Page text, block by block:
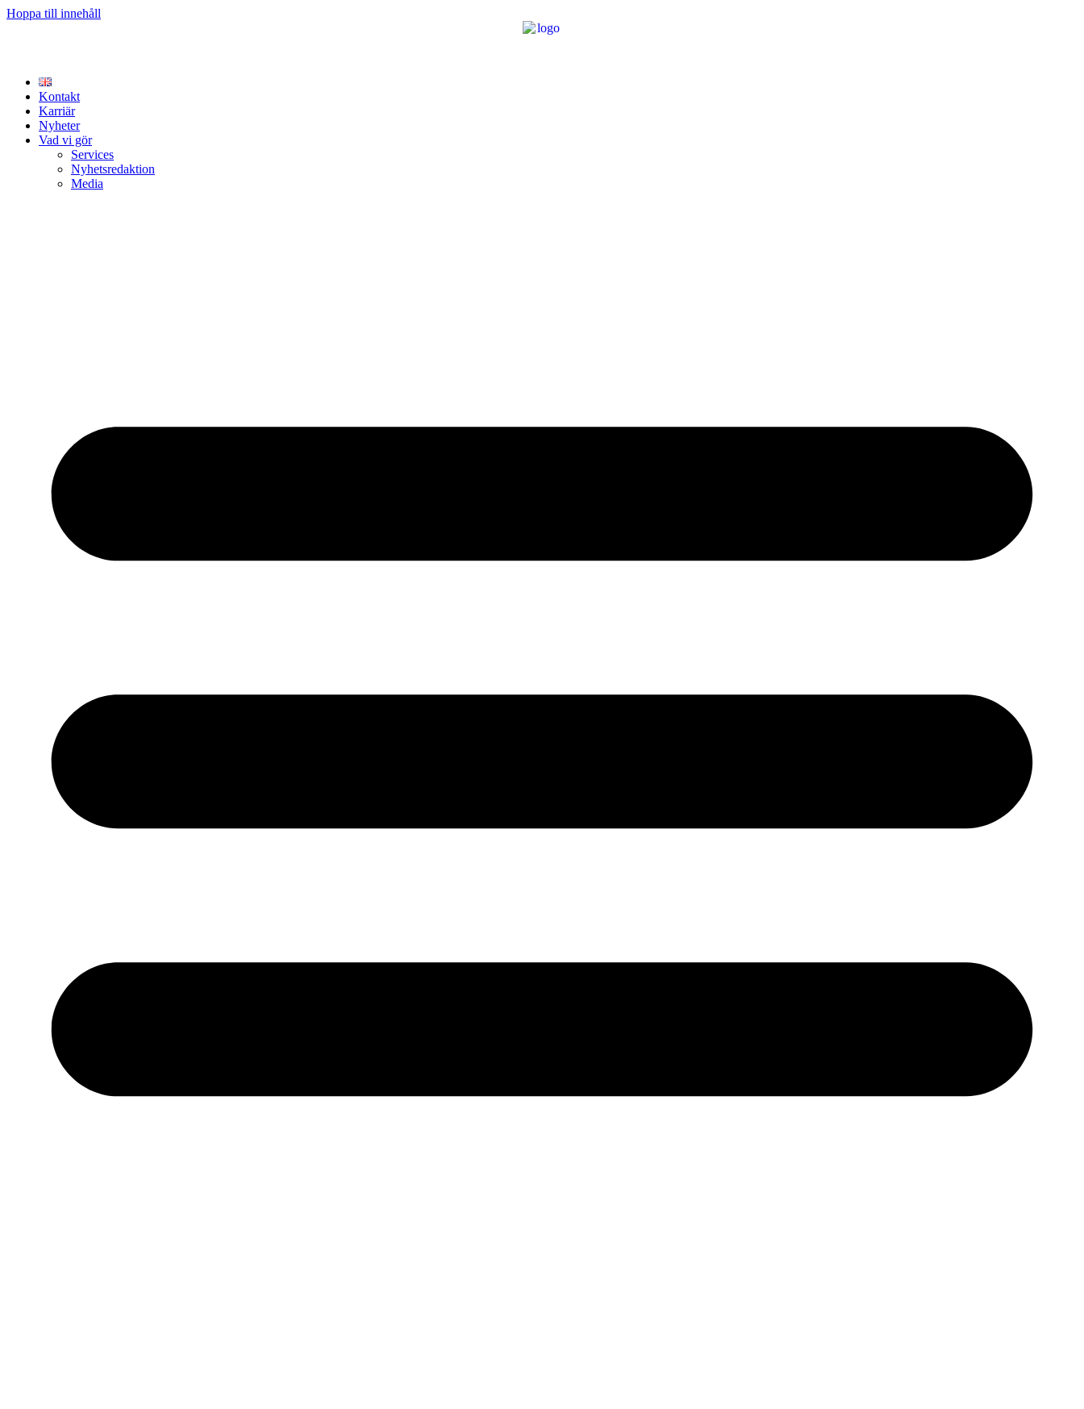
Hoppa till innehåll
Kontakt
Karriär
Nyheter
Vad vi gör
Services
Nyhetsredaktion
Media